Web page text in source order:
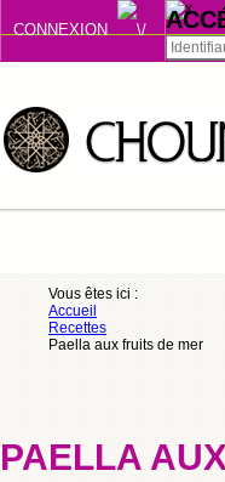
CONNEXION
Se souvenir de moi
S'INSCRIRE
Vous êtes ici :
Accueil
Recettes
Paella aux fruits de mer
PAELLA